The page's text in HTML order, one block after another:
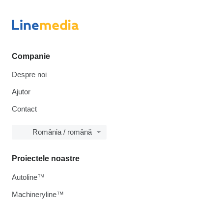
Companie
Despre noi
Ajutor
Contact
România / română
Proiectele noastre
Autoline™
Machineryline™